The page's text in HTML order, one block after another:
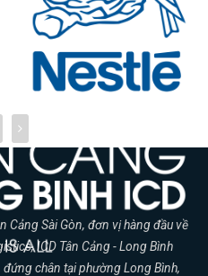
Cảng Sài Gòn, đơn vị hàng đầu về
ICD Tân Cảng - Long Bình
chân tại phường Long Bình,